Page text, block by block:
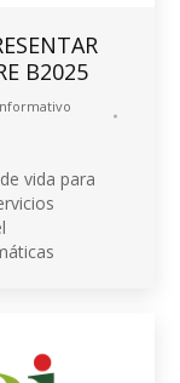
B2025
vida para